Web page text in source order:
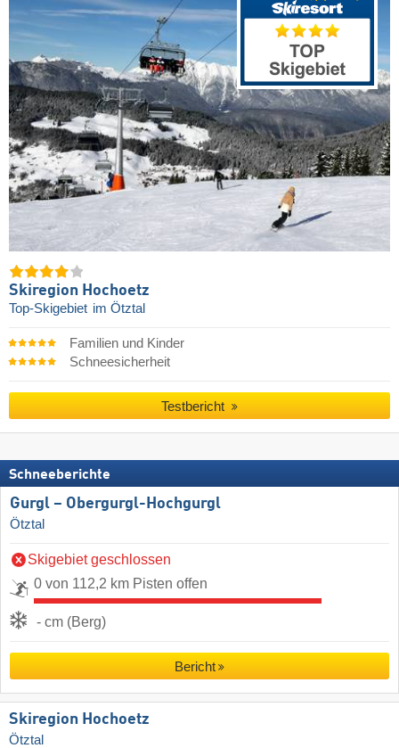
Skiregion Hochoetz
Top-Skigebiet im Ötztal
Familien und Kinder
Schneesicherheit
Testbericht
Schneeberichte
Gurgl – Obergurgl-Hochgurgl
Ötztal
Skigebiet geschlossen
0 von 112,2 km Pisten offen
- cm (Berg)
Bericht
Skiregion Hochoetz
Ötztal